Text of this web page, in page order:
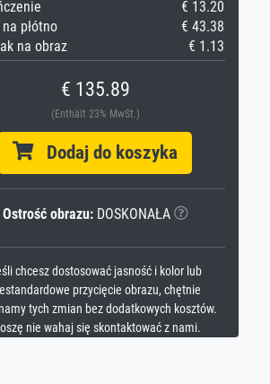
€ 13.20
płótno
€ 43.38
na obraz
€ 1.13
€ 135.89
(Enthält 23% MwSt.)
Dodaj do koszyka
Ostrość obrazu:DOSKONAŁA
chcesz dostosować jasność i kolor lub
przycięcie obrazu, chętnie
tych zmian bez dodatkowych kosztów.
nie wahaj się skontaktować z nami.